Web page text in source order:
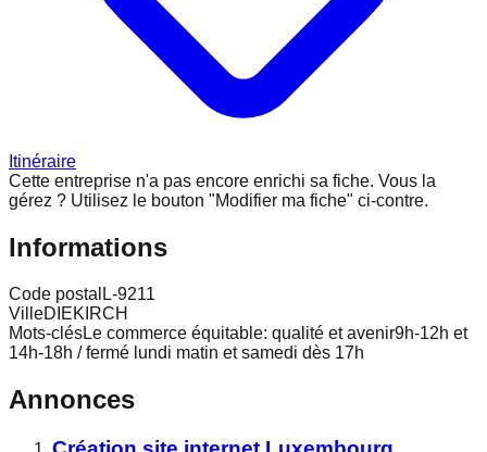
Itinéraire
Cette entreprise n'a pas encore enrichi sa fiche. Vous la
gérez ? Utilisez le bouton "Modifier ma fiche" ci-contre.
Informations
Code postal L-9211
VilleDIEKIRCH
Mots-clésLe commerce équitable: qualité et avenir9h-12h et
14h-18h / fermé lundi matin et samedi dès 17h
Annonces